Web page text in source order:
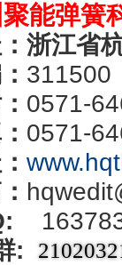
能弹簧
浙江省
311500
0571-
0571-
: